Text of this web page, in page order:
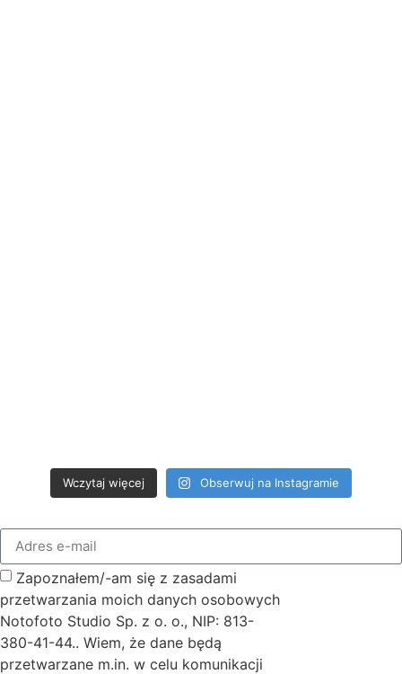
Wczytaj więcej Obserwuj na Instagramie
Zapoznałem/-am się z zasadami
przetwarzania moich danych osobowych
Notofoto Studio Sp. z o. o., NIP: 813-
380-41-44.. Wiem, że dane będą
przetwarzane m.in. w celu komunikacji